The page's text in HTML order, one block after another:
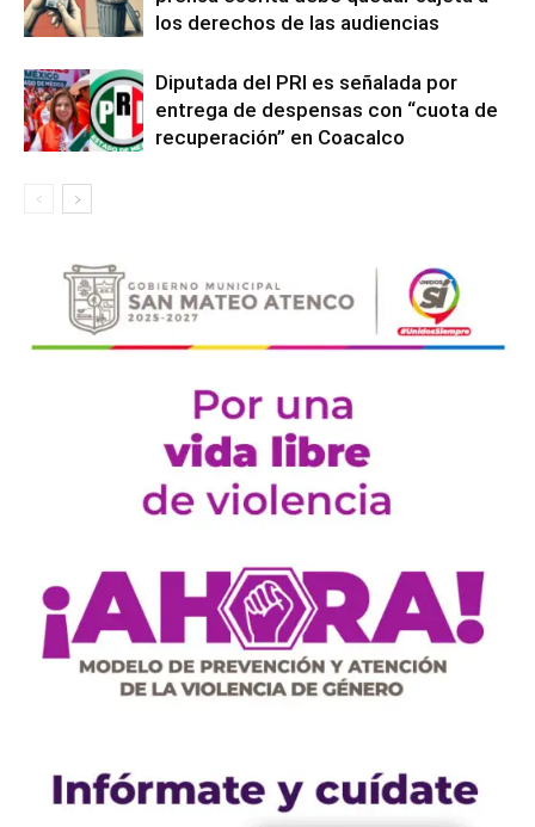
los derechos de las audiencias
Diputada del PRI es señalada por
entrega de despensas con “cuota de
recuperación” en Coacalco